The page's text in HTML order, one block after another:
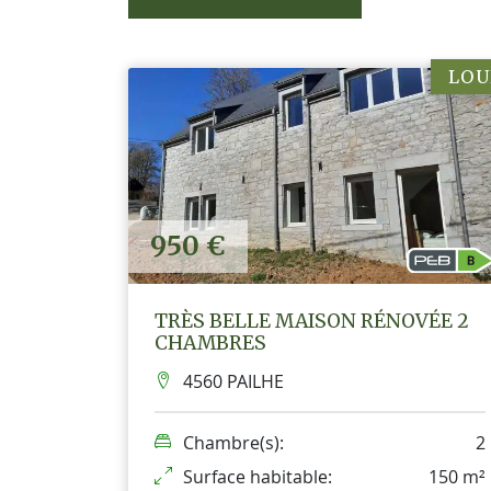
950 €
TRÈS BELLE MAISON RÉNOVÉE 2
CHAMBRES
4560 PAILHE
Chambre(s):
2
Surface habitable:
150 m²